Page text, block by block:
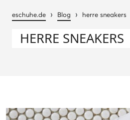
eschuhe.de › Blog › herre sneakers
HERRE SNEAKERS